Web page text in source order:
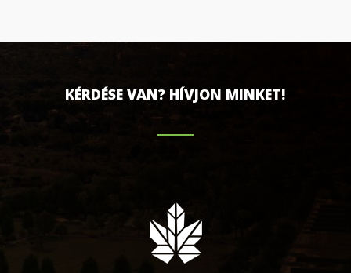
KÉRDÉSE VAN? HÍVJON MINKET!